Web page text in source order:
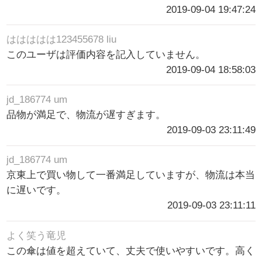
2019-09-04 19:47:24
ははははは123455678 liu
このユーザは評価内容を記入していません。
2019-09-04 18:58:03
jd_186774 um
品物が満足で、物流が遅すぎます。
2019-09-03 23:11:49
jd_186774 um
京東上で買い物して一番満足していますが、物流は本当
に遅いです。
2019-09-03 23:11:11
よく笑う竜児
この傘は値を超えていて、丈夫で使いやすいです。高く